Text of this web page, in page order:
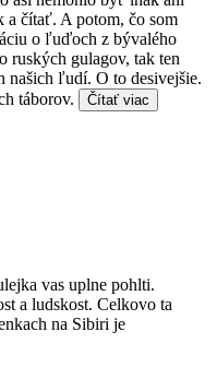
a čítať. A potom, čo som
o ľuďoch z bývalého
ruských gulagov, tak ten
našich ľudí. O to desivejšie.
táborov.
Čítať viac
vas uplne pohlti.
a ludskost. Celkovo ta
na Sibiri je